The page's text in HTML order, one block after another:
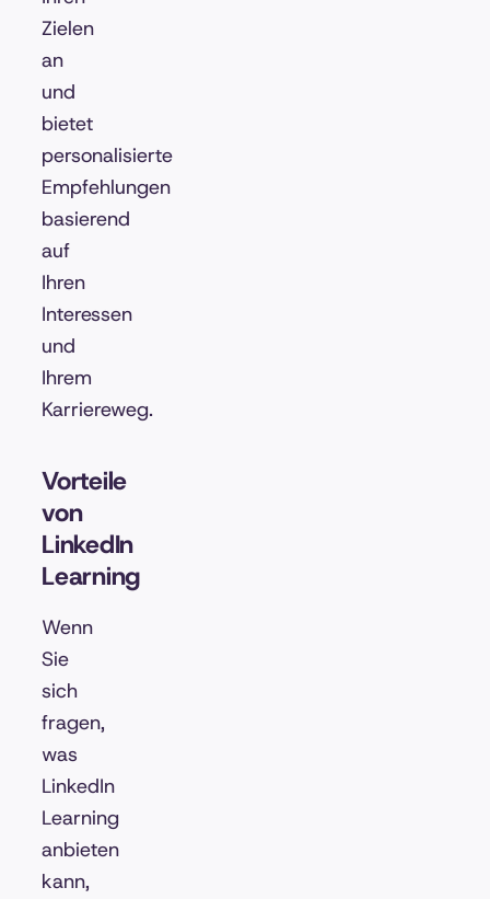
Zielen
an
und
bietet
personalisierte
Empfehlungen
basierend
auf
Ihren
Interessen
und
Ihrem
Karriereweg.
Vorteile
von
LinkedIn
Learning
Wenn
Sie
sich
fragen,
was
LinkedIn
Learning
anbieten
kann,